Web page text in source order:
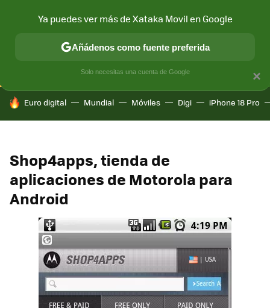
CONECTIVIDAD MÓVIL Y SOCIEDAD APLICACIONES
HOY SE HABLA DE
Euro digital Mundial Móviles Digi iPhone 18 Pro
Shop4apps, tienda de
aplicaciones de Motorola para
Android
×
Ya puedes ver más de Xataka Movil en Google
Añádenos como fuente preferida
Solo necesitas una cuenta de Google